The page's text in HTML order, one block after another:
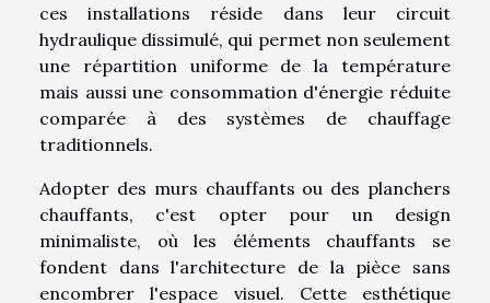
ces installations réside dans leur circuit
hydraulique dissimulé, qui permet non seulement
une répartition uniforme de la température
mais aussi une consommation d'énergie réduite
comparée à des systèmes de chauffage
traditionnels.
Adopter des murs chauffants ou des planchers
chauffants, c'est opter pour un design
minimaliste, où les éléments chauffants se
fondent dans l'architecture de la pièce sans
encombrer l'espace visuel. Cette esthétique